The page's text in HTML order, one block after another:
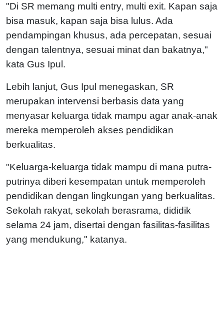
"Di SR memang multi entry, multi exit. Kapan saja
bisa masuk, kapan saja bisa lulus. Ada
pendampingan khusus, ada percepatan, sesuai
dengan talentnya, sesuai minat dan bakatnya,"
kata Gus Ipul.
Lebih lanjut, Gus Ipul menegaskan, SR
merupakan intervensi berbasis data yang
menyasar keluarga tidak mampu agar anak-anak
mereka memperoleh akses pendidikan
berkualitas.
"Keluarga-keluarga tidak mampu di mana putra-
putrinya diberi kesempatan untuk memperoleh
pendidikan dengan lingkungan yang berkualitas.
Sekolah rakyat, sekolah berasrama, dididik
selama 24 jam, disertai dengan fasilitas-fasilitas
yang mendukung," katanya.